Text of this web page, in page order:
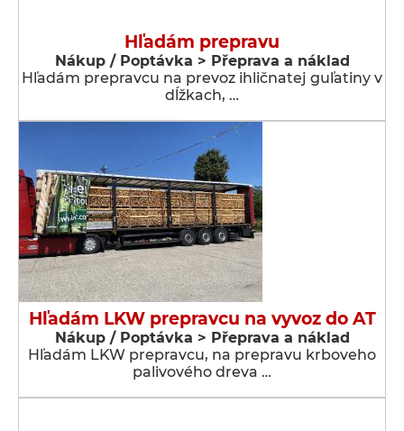
Hľadám prepravu
Nákup / Poptávka > Přeprava a náklad
Hľadám prepravcu na prevoz ihličnatej guľatiny v
dĺžkach, …
Hľadám LKW prepravcu na vyvoz do AT
Nákup / Poptávka > Přeprava a náklad
Hľadám LKW prepravcu, na prepravu krboveho
palivového dreva …